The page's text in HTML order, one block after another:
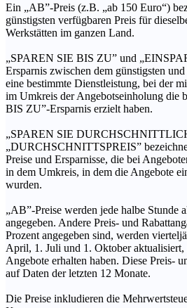
Ein „AB”-Preis (z.B. „ab 150 Euro“)
günstigsten verfügbaren Preis für
Werkstätten im ganzen Land.
„SPAREN SIE BIS ZU” und
Ersparnis zwischen dem günstigsten
eine bestimmte Dienstleistung, bei der
im Umkreis der Angebotseinholung die
BIS ZU”-Ersparnis erzielt haben.
„SPAREN SIE
„DURCHSCHNITTSPREIS”
Preise und Ersparnisse, die bei
in dem Umkreis, in dem die Angebote
wurden.
„AB”-Preise werden jede halbe Stunde
angegeben. Andere Preis- und
Prozent angegeben sind, werden
April, 1. Juli und 1. Oktober aktualisiert,
Angebote erhalten haben. Diese Preis-
auf Daten der letzten 12 Monate.
Die Preise inkludieren die